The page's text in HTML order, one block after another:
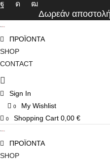
Facebook
InstagramYoutube
Δωρεάν
ΠΡΟΪΟΝΤΑ
SHOP
CONTACT
Sign In
0 My Wishlist
0 Shopping Cart 0,00 €
ΠΡΟΪΟΝΤΑ
SHOP